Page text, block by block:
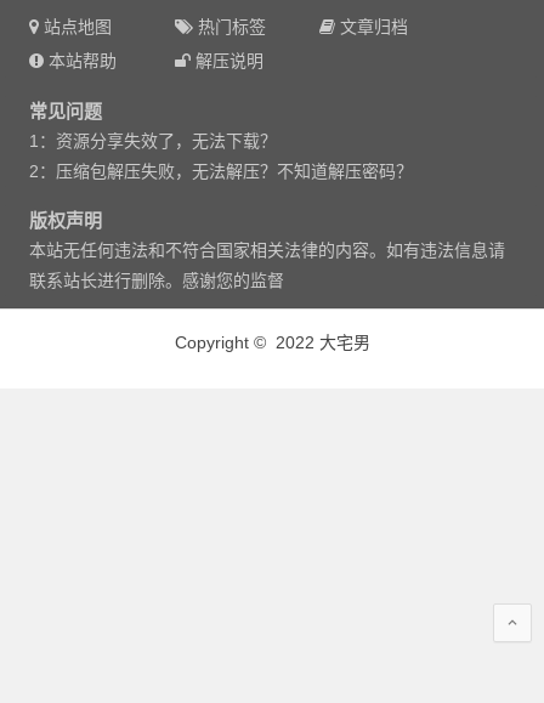
站点地图 热门标签
文章归档
本站帮助
解压说明
常见问题
1：资源分享失效了，无法下载？
2：压缩包解压失败，无法解压？不知道解压密码？
版权声明
本站无任何违法和不符合国家相关法律的内容。如有违法信息请
联系站长进行删除。感谢您的监督
Copyright © 2022 大宅男